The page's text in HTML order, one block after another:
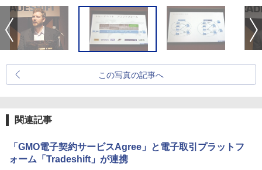
この写真の記事へ
関連記事
「GMO電子契約サービスAgree」と電子取引プラットフ
ォーム「Tradeshift」が連携